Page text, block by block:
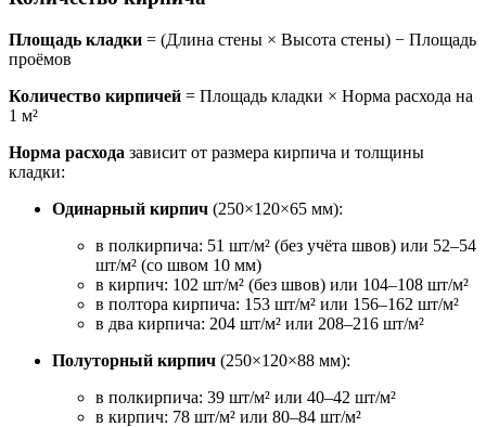
Площадь кладки = (Длина стены × Высота стены) − Площадь
проёмов
Количество кирпичей = Площадь кладки × Норма расхода на
1 м²
Норма расхода зависит от размера кирпича и толщины
кладки:
Одинарный кирпич (250×120×65 мм):
в полкирпича: 51 шт/м² (без учёта швов) или 52–54
шт/м² (со швом 10 мм)
в кирпич: 102 шт/м² (без швов) или 104–108 шт/м²
в полтора кирпича: 153 шт/м² или 156–162 шт/м²
в два кирпича: 204 шт/м² или 208–216 шт/м²
Полуторный кирпич (250×120×88 мм):
в полкирпича: 39 шт/м² или 40–42 шт/м²
в кирпич: 78 шт/м² или 80–84 шт/м²